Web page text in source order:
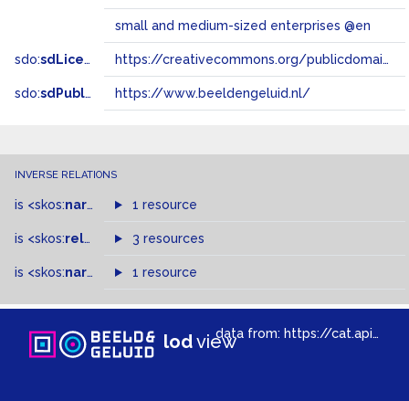
small and medium-sized enterprises @en
sdo:sdLicense https://creativecommons.org/publicdomain/zero/1.0/
sdo:sdPublisher https://www.beeldengeluid.nl/
INVERSE RELATIONS
is <skos:narrowMatch >of
1 resource
is <skos:related > of3 resources
is <skos:narrower >of
1 resource
lodviewdata from: https://cat.apis.beeldengeluid.nl/sparql